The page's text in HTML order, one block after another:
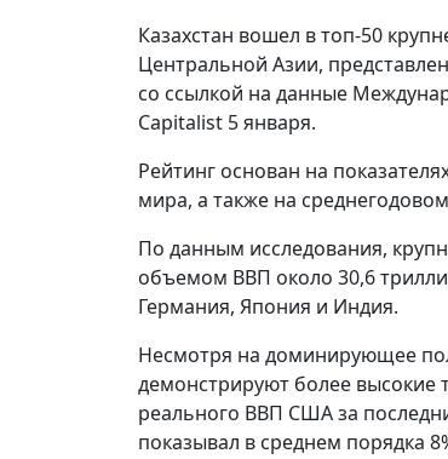
Казахстан вошел в топ-50
Центральной Азии,
со ссылкой на данные
Capitalist 5 января.
Рейтинг основан на
мира, а также на
По данным исследования,
объемом ВВП около 30,6
Германия, Япония и Индия.
Несмотря на доминирующее
демонстрируют более высокие
реального ВВП США за
показывал в среднем порядка